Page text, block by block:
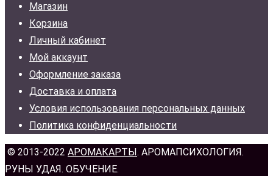
Магазин
Корзина
Личный кабинет
Мой аккаунт
Оформление заказа
Доставка и оплата
Условия использования персональных данных
Политика конфиденциальности
© 2013-2022 АРОМАКАРТЫ. АРОМАПСИХОЛОГИЯ.
РУНЫ УДАЯ. ОБУЧЕНИЕ.